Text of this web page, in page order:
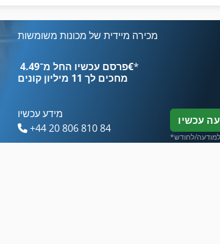
Case 85 Xt
מכירה מיידית של מכונות משומשות
פרסם עכשיו החל מ־‏4.49 ‏€*
מחכים לך 11 מיליון קונים
מידע עכשיו
+44 20 806 810 84
עכשיו
*למודעה/לחודש